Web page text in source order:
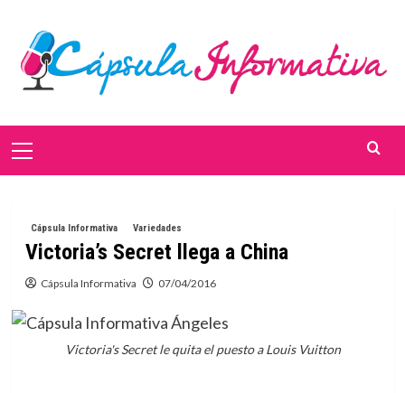
contenido
Menú
Cápsula Informativa Variedades
Victoria’s Secret llega a China
Cápsula Informativa 07/04/2016
Victoria's Secret le quita el puesto a Louis Vuitton